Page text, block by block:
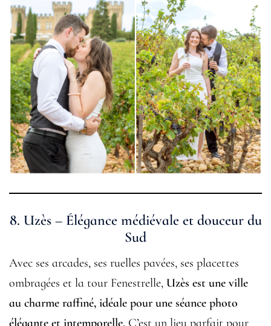
8. Uzès – Élégance médiévale et douceur du
Sud
Avec ses arcades, ses ruelles pavées, ses placettes
ombragées et la tour Fenestrelle, Uzès est une ville
au charme raffiné, idéale pour une séance photo
élégante et intemporelle. C’est un lieu parfait pour